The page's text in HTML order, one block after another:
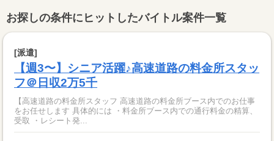
お探しの条件にヒットしたバイトル案件一覧
[派遣]
【週3〜】シニア活躍♪高速道路の料金所スタッ
フ＠日収2万5千
【高速道路の料金所スタッフ 高速道路の料金所ブース内でのお仕事
をお任せします 具体的には ・料金所ブース内での通行料金の精算、
受取 ・レシート発...